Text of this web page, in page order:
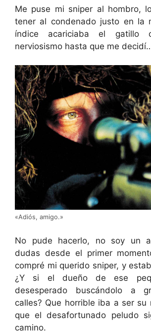
Me puse mi sniper al hombro,
tener al condenado justo en la
índice acariciaba el gatillo
nerviosismo hasta que me
«Adiós, amigo.»
No pude hacerlo, no soy un
dudas desde el primer
compré mi querido sniper, y
¿Y si el dueño de ese
desesperado buscándolo a
calles? Que horrible iba a ser su
que el desafortunado peludo
camino.